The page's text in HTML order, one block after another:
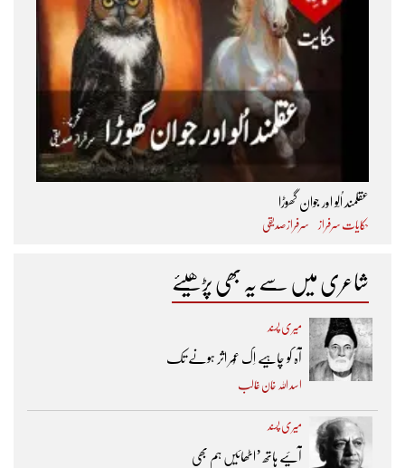
عقلمند اُلّو اور جوان گھوڑا
حکایات سرفراز سرفراز صدیقی
شاعری میں سے یہ بھی پڑھیئے
میری پسند
آہ کو چاہیے اِک عُمر اثر ہونے تک ​
اسد اللہ خان غالب
میری پسند
آئیے ہاتھ ’اٹھائیں ہم بھی